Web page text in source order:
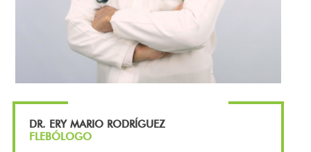
DR. ERY MARIO RODRÍGUEZ
FLEBÓLOGO